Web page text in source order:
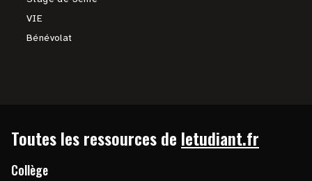
VIE
Bénévolat
Toutes les ressources de letudiant.fr
Collège